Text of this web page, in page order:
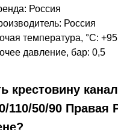
Россия
Россия
температура, °C: +95
давление, бар: 0,5
крестовину
110/50/90 Правая